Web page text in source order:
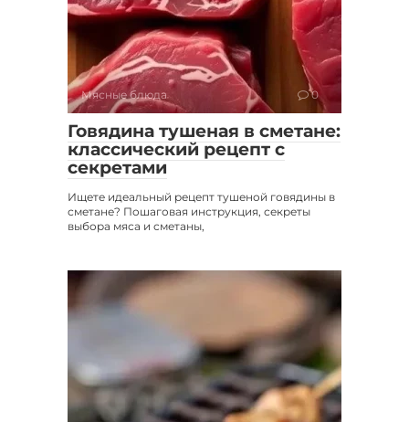
Мясные блюда 0
Говядина тушеная в сметане:
классический рецепт с
секретами
Ищете идеальный рецепт тушеной говядины в
сметане? Пошаговая инструкция, секреты
выбора мяса и сметаны,